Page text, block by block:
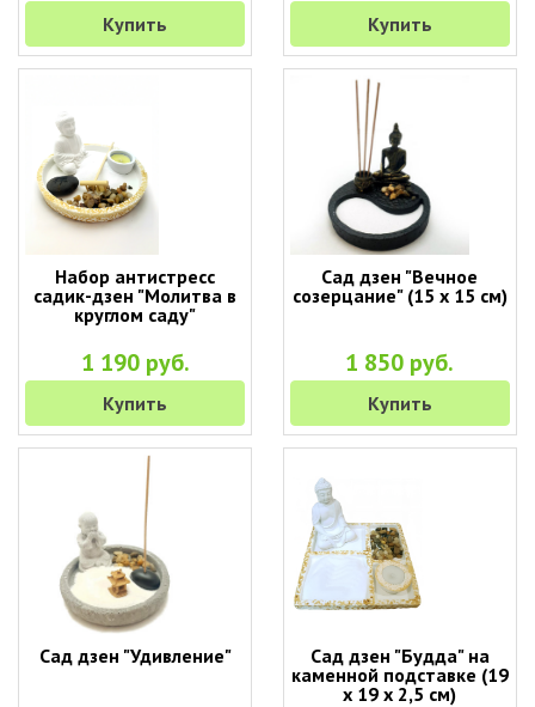
Купить Купить
Набор антистресс
садик-дзен "Молитва в
круглом саду"
1 190 руб.
Купить
Сад дзен "Вечное
созерцание" (15 х 15 см)
1 850 руб.
Купить
Сад дзен "Удивление"
Сад дзен "Будда" на
каменной подставке (19
х 19 х 2,5 см)